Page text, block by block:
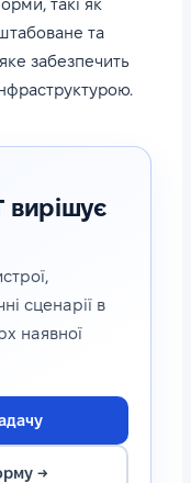
та
забезпечить
вирішує
сценарії в
наявної
→